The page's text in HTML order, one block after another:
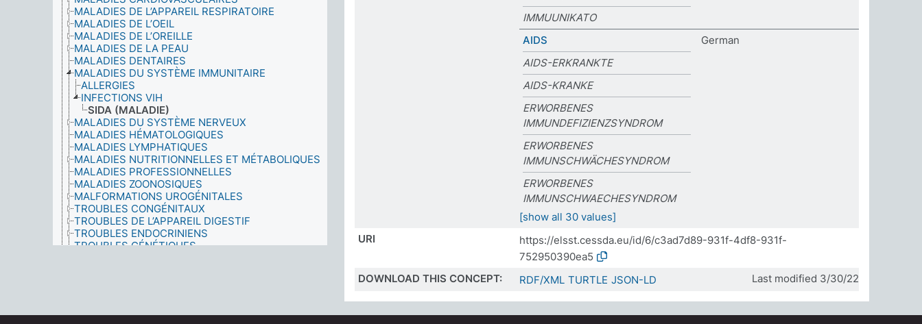
MALADIES DE L’APPAREIL RESPIRATOIRE
MALADIES DE L’OEIL
MALADIES DE L’OREILLE
MALADIES DE LA PEAU
MALADIES DENTAIRES
MALADIES DU SYSTÈME IMMUNITAIRE
ALLERGIES
INFECTIONS VIH
SIDA (MALADIE)
MALADIES DU SYSTÈME NERVEUX
MALADIES HÉMATOLOGIQUES
MALADIES LYMPHATIQUES
MALADIES NUTRITIONNELLES ET MÉTABOLIQUES
MALADIES PROFESSIONNELLES
MALADIES ZOONOSIQUES
MALFORMATIONS UROGÉNITALES
TROUBLES CONGÉNITAUX
TROUBLES DE L’APPAREIL DIGESTIF
TROUBLES ENDOCRINIENS
TROUBLES GÉNÉTIQUES
MÉNAGES
IMMUUNIKATO
AIDS
German
AIDS-ERKRANKTE
AIDS-KRANKE
ERWORBENES
IMMUNDEFIZIENZSYNDROM
ERWORBENES
IMMUNSCHWÄCHESYNDROM
ERWORBENES
IMMUNSCHWAECHESYNDROM
[show all 30 values]
URI
https://elsst.cessda.eu/id/6/c3ad7d89-931f-4df8-931f-
752950390ea5
DOWNLOAD THIS CONCEPT:
RDF/XML TURTLE JSON-LD Last modified 3/30/22